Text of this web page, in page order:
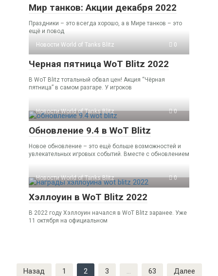
Мир танков: Акции декабря 2022
Праздники – это всегда хорошо, а в Мире танков – это
ещё и повод
Новости World of Tanks Blitz
0
Черная пятница WoT Blitz 2022
В WoT Blitz тотальный обвал цен! Акция “Чёрная
пятница” в самом разгаре. У игроков
Новости World of Tanks Blitz 0
Обновление 9.4 в WoT Blitz
Новое обновление – это ещё больше возможностей и
увлекательных игровых событий. Вместе с обновлением
Новости World of Tanks Blitz 0
Хэллоуин в WoT Blitz 2022
В 2022 году Хэллоуин начался в WoT Blitz заранее. Уже
11 октября на официальном
Пагинация
Назад 1 2 3 … 63 Далее